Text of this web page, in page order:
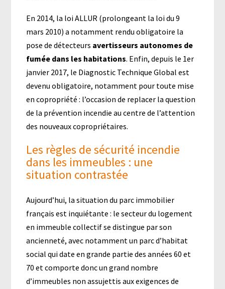
En 2014, la loi ALLUR (prolongeant la loi du 9
mars 2010) a notamment rendu obligatoire la
pose de détecteurs avertisseurs autonomes de
fumée dans les habitations. Enfin, depuis le 1er
janvier 2017, le Diagnostic Technique Global est
devenu obligatoire, notamment pour toute mise
en copropriété : l’occasion de replacer la question
de la prévention incendie au centre de l’attention
des nouveaux copropriétaires.
Les règles de sécurité incendie
dans les immeubles : une
situation contrastée
Aujourd’hui, la situation du parc immobilier
français est inquiétante : le secteur du logement
en immeuble collectif se distingue par son
ancienneté, avec notamment un parc d’habitat
social qui date en grande partie des années 60 et
70 et comporte donc un grand nombre
d’immeubles non assujettis aux exigences de